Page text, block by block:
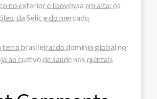
no exterior e Ibovespa em alta: os
da Selic e do mercado
terra brasileira: do domínio global no
ao cultivo de saúde nos quintais